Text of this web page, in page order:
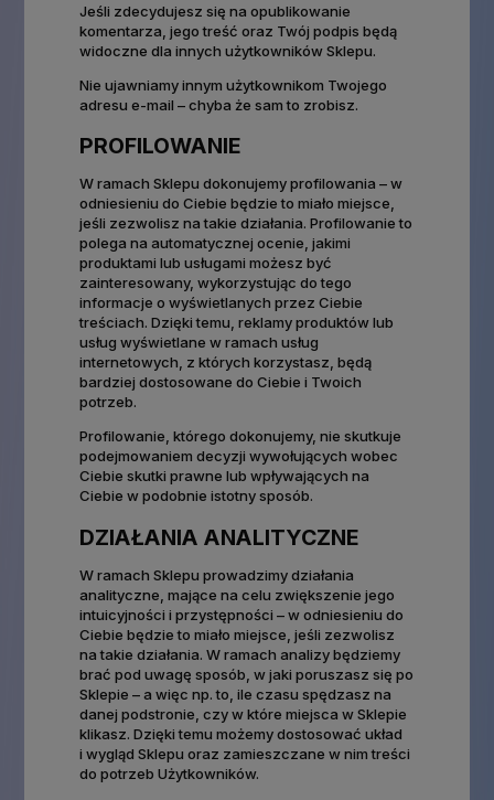
Jeśli zdecydujesz się na opublikowanie
komentarza, jego treść oraz Twój podpis będą
widoczne dla innych użytkowników Sklepu.
Nie ujawniamy innym użytkownikom Twojego
adresu e-mail – chyba że sam to zrobisz.
PROFILOWANIE
W ramach Sklepu dokonujemy profilowania – w
odniesieniu do Ciebie będzie to miało miejsce,
jeśli zezwolisz na takie działania. Profilowanie to
polega na automatycznej ocenie, jakimi
produktami lub usługami możesz być
zainteresowany, wykorzystując do tego
informacje o wyświetlanych przez Ciebie
treściach. Dzięki temu, reklamy produktów lub
usług wyświetlane w ramach usług
internetowych, z których korzystasz, będą
bardziej dostosowane do Ciebie i Twoich
potrzeb.
Profilowanie, którego dokonujemy, nie skutkuje
podejmowaniem decyzji wywołujących wobec
Ciebie skutki prawne lub wpływających na
Ciebie w podobnie istotny sposób.
DZIAŁANIA ANALITYCZNE
W ramach Sklepu prowadzimy działania
analityczne, mające na celu zwiększenie jego
intuicyjności i przystępności – w odniesieniu do
Ciebie będzie to miało miejsce, jeśli zezwolisz
na takie działania. W ramach analizy będziemy
brać pod uwagę sposób, w jaki poruszasz się po
Sklepie – a więc np. to, ile czasu spędzasz na
danej podstronie, czy w które miejsca w Sklepie
klikasz. Dzięki temu możemy dostosować układ
i wygląd Sklepu oraz zamieszczane w nim treści
do potrzeb Użytkowników.